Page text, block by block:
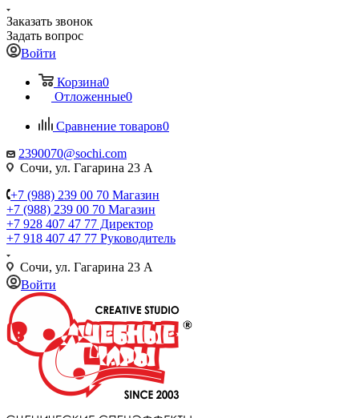
Заказать звонок
Задать вопрос
Войти
Корзина0
Отложенные0
Сравнение товаров0
2390070@sochi.com
Сочи, ул. Гагарина 23 А
+7 (988) 239 00 70 Магазин
+7 (988) 239 00 70 Магазин
+7 928 407 47 77 Директор
+7 918 407 47 77 Руководитель
Сочи, ул. Гагарина 23 А
Войти